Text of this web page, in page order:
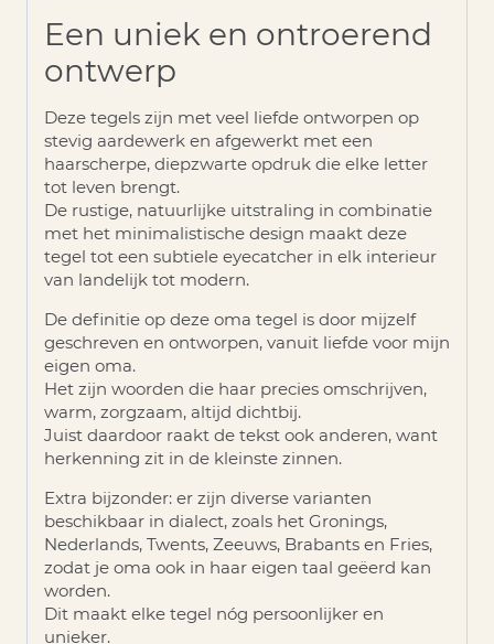
Een uniek en ontroerend
ontwerp
Deze tegels zijn met veel liefde ontworpen op
stevig aardewerk en afgewerkt met een
haarscherpe, diepzwarte opdruk die elke letter
tot leven brengt.
De rustige, natuurlijke uitstraling in combinatie
met het minimalistische design maakt deze
tegel tot een subtiele eyecatcher in elk interieur
van landelijk tot modern.
De definitie op deze oma tegel is door mijzelf
geschreven en ontworpen, vanuit liefde voor mijn
eigen oma.
Het zijn woorden die haar precies omschrijven,
warm, zorgzaam, altijd dichtbij.
Juist daardoor raakt de tekst ook anderen, want
herkenning zit in de kleinste zinnen.
Extra bijzonder: er zijn diverse varianten
beschikbaar in dialect, zoals het Gronings,
Nederlands, Twents, Zeeuws, Brabants en Fries,
zodat je oma ook in haar eigen taal geëerd kan
worden.
Dit maakt elke tegel nóg persoonlijker en
unieker.